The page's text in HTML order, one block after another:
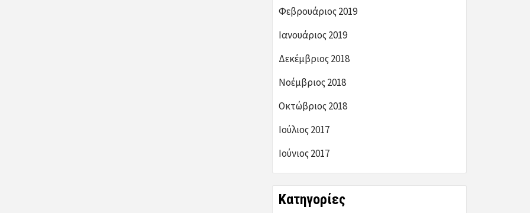
Φεβρουάριος 2019
Ιανουάριος 2019
Δεκέμβριος 2018
Νοέμβριος 2018
Οκτώβριος 2018
Ιούλιος 2017
Ιούνιος 2017
Kατηγορίες